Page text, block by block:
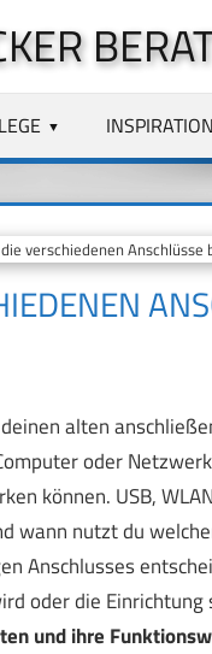
INSPIRATION
verschiedenen Anschlüsse
alten
oder
können. USB,
nutzt du
Anschlusses
oder die Einrichtung
und ihre